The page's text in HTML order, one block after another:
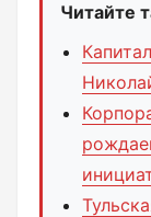
Читайте